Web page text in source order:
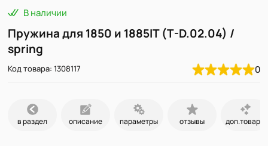
В наличии
Пружина для 1850 и 1885IT (T-D.02.04) /
spring
Код товара: 1308117 0
в раздел описание параметры отзывы доп.товары